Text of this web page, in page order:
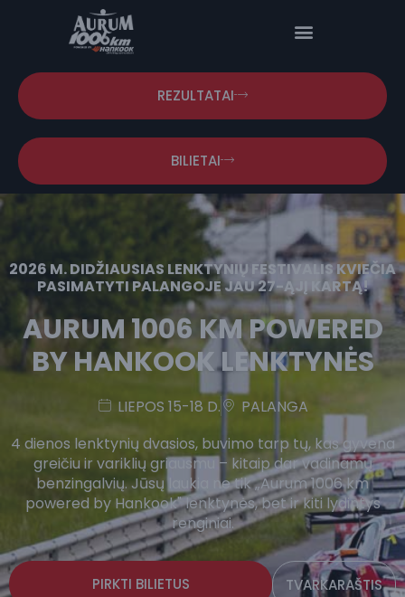
REZULTATAI
BILIETAI
2026 M. DIDŽIAUSIAS LENKTYNIŲ FESTIVALIS KVIEČIA
PASIMATYTI PALANGOJE JAU 27-ĄJĮ KARTĄ!
AURUM1006 KMPOWERED
BY HANKOOK LENKTYNĖS
LIEPOS 15-18 D.
PALANGA
4 dienos lenktynių dvasios, buvimo tarp tų, kas gyvena
greičiu ir variklių griausmu – kitaip dar vadinamų
benzingalvių. Jūsų laukia ne tik „Aurum 1006 km
powered by Hankook" lenktynės, bet ir kiti lydintys
renginiai.
PIRKTI BILIETUS TVARKARAŠTIS